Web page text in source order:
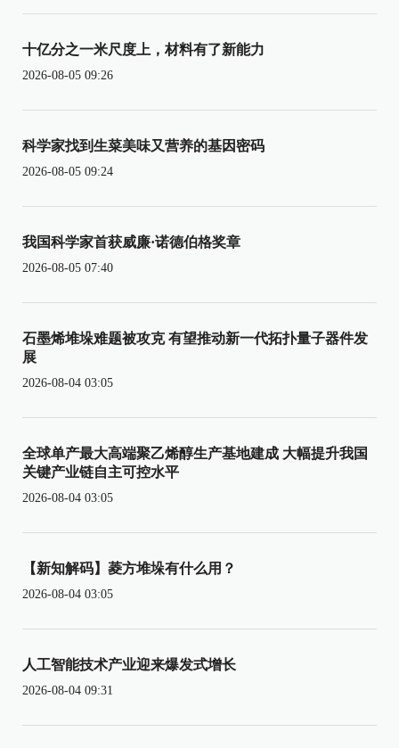
十亿分之一米尺度上，材料有了新能力
2026-08-05 09:26
科学家找到生菜美味又营养的基因密码
2026-08-05 09:24
我国科学家首获威廉·诺德伯格奖章
2026-08-05 07:40
石墨烯堆垛难题被攻克 有望推动新一代拓扑量子器件发
展
2026-08-04 03:05
全球单产最大高端聚乙烯醇生产基地建成 大幅提升我国
关键产业链自主可控水平
2026-08-04 03:05
【新知解码】菱方堆垛有什么用？
2026-08-04 03:05
人工智能技术产业迎来爆发式增长
2026-08-04 09:31